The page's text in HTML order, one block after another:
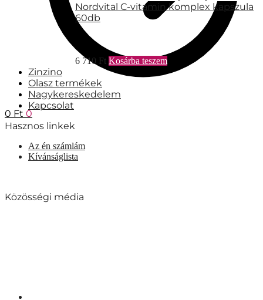
0 Ft 0
Nordvital C-vitamin komplex kapszula
60db
6 710 Ft Kosárba teszem
Zinzino
Olasz termékek
Nagykereskedelem
Kapcsolat
Hasznos linkek
Az én számlám
Kívánságlista
Közösségi média